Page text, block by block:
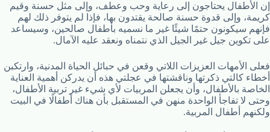
إن الأطفال يحتاجون إلى رعاية وحب وعطف، وإلى مثل حسنة وقيم
كريمة، وإلى قدوة حسنة صالحة يقتدون بها، فإذا لم يتوفر ذلك لهم
فإنهم سيكونون حتمًا شيئًا غير ما نسميه بأطفال صالحين، وسيساعد
على تكوين جيل غير الجيل الذي نتمناه ونعقد عليه الآمال.
فعلى الأمهات العزيزات اللاتي وقعن في حبائل الحياة المدنية، وارتكبن
أخطاء كالتي ذكرتها وناقشتها في عجلتي هذه أن يدركن أهمية العناية
الخاصة بالأطفال، وأن يجعلن المربيات لأي شيء غير تربية الأطفال،
وحتى لا تفاجأ الواحدة منهن في المستقبل بأن هناك أطفالًا في البيت
ولكنهم أطفال المربية.